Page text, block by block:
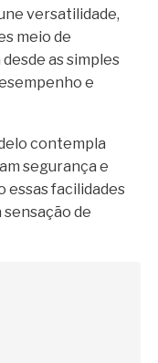
versatilidade,
meio de
as simples
e
contempla
segurança e
essas facilidades
de